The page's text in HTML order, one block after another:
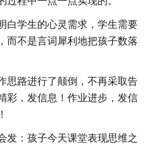
白学生的心灵需求，学生需要
而不是言词犀利地把孩子数落
思路进行了颠倒，不再采取告
彩，发信息！作业进步，发信
发：孩子今天课堂表现思维之